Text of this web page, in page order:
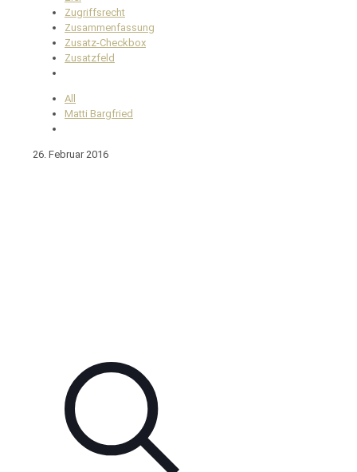
Zugriffsrecht
Zusammenfassung
Zusatz-Checkbox
Zusatzfeld
All
Matti Bargfried
26. Februar 2016